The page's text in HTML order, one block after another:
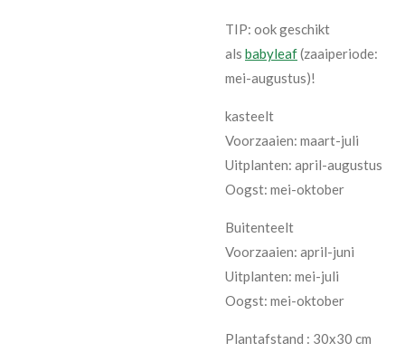
TIP: ook geschikt
als babyleaf(zaaiperiode:
mei-augustus)!
kasteelt
Voorzaaien: maart-juli
Uitplanten: april-augustus
Oogst: mei-oktober
Buitenteelt
Voorzaaien: april-juni
Uitplanten: mei-juli
Oogst: mei-oktober
Plantafstand : 30x30 cm